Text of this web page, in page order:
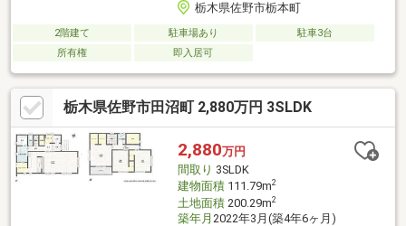
栃木県佐野市栃本町
2階建て 駐車場あり
駐車3台
所有権
即入居可
栃木県佐野市田沼町 2,880万円 3SLDK
2,880万円
間取り 3SLDK
建物面積111.79m2
土地面積200.29m2
築年月 2022年3月(築4年6ヶ月)